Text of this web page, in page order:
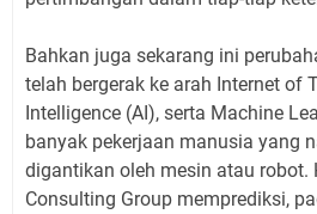
Bahkan juga sekarang ini
telah bergerak ke arah Internet of
Intelligence (AI), serta Machine
banyak pekerjaan manusia yang
digantikan oleh mesin atau robot.
Consulting Group memprediksi,